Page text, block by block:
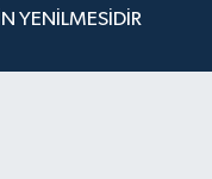
YENİLMESİDİR